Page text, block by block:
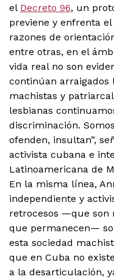
el Decreto 96, un
previene y enfrenta
razones de
entre otras, en el
vida real no son
continúan arraigados
machistas y
lesbianas
discriminación.
ofenden, insultan”,
activista cubana e
Latinoamericana de
En la misma línea,
independiente y
retrocesos —que son
que permanecen—
esta sociedad
que en Cuba no
a la desarticulación,